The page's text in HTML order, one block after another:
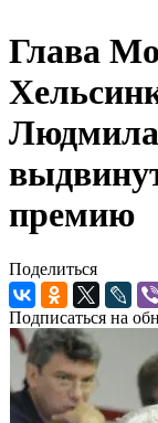
Глава
Людмила
премию
Поделиться
Подписаться на